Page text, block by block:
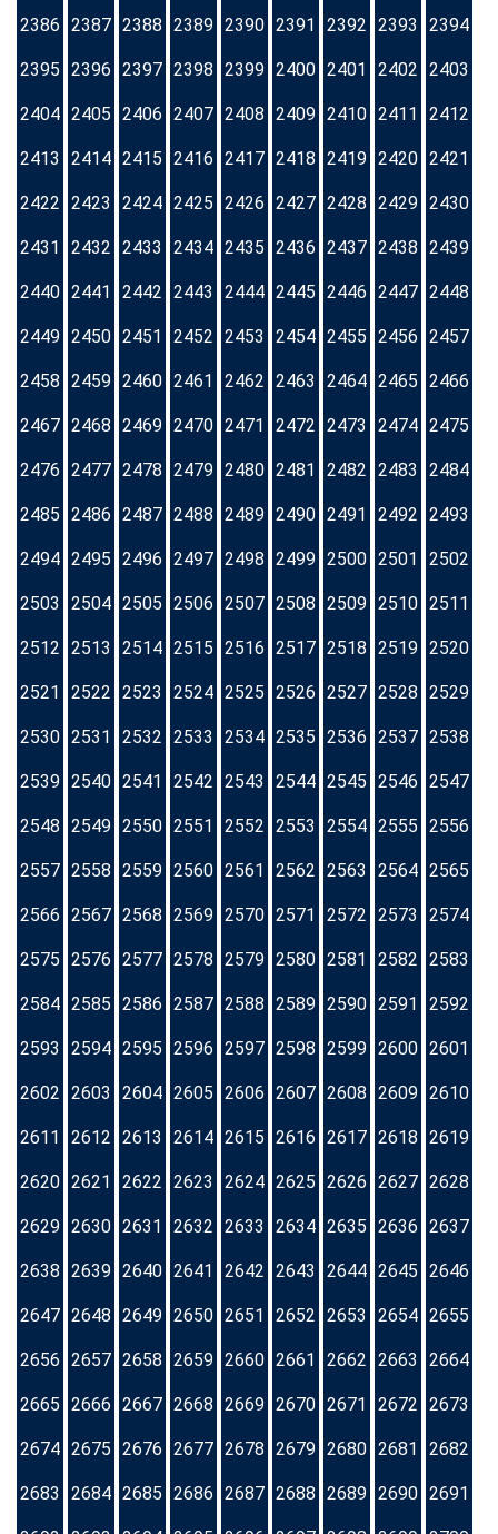
2386 2387 2388 2389 2390 2391 2392 2393 2394
2395 2396 2397 2398 2399 2400 2401 2402 2403
2404 2405 2406 2407 2408 2409 2410 2411 2412
2413 2414 2415 2416 2417 2418 2419 2420 2421
2422 2423 2424 2425 2426 2427 2428 2429 2430
2431 2432 2433 2434 2435 2436 2437 2438 2439
2440 2441 2442 2443 2444 2445 2446 2447 2448
2449 2450 2451 2452 2453 2454 2455 2456 2457
2458 2459 2460 2461 2462 2463 2464 2465 2466
2467 2468 2469 2470 2471 2472 2473 2474 2475
2476 2477 2478 2479 2480 2481 2482 2483 2484
2485 2486 2487 2488 2489 2490 2491 2492 2493
2494 2495 2496 2497 2498 2499 2500 2501 2502
2503 2504 2505 2506 2507 2508 2509 2510 2511
2512 2513 2514 2515 2516 2517 2518 2519 2520
2521 2522 2523 2524 2525 2526 2527 2528 2529
2530 2531 2532 2533 2534 2535 2536 2537 2538
2539 2540 2541 2542 2543 2544 2545 2546 2547
2548 2549 2550 2551 2552 2553 2554 2555 2556
2557 2558 2559 2560 2561 2562 2563 2564 2565
2566 2567 2568 2569 2570 2571 2572 2573 2574
2575 2576 2577 2578 2579 2580 2581 2582 2583
2584 2585 2586 2587 2588 2589 2590 2591 2592
2593 2594 2595 2596 2597 2598 2599 2600 2601
2602 2603 2604 2605 2606 2607 2608 2609 2610
2611 2612 2613 2614 2615 2616 2617 2618 2619
2620 2621 2622 2623 2624 2625 2626 2627 2628
2629 2630 2631 2632 2633 2634 2635 2636 2637
2638 2639 2640 2641 2642 2643 2644 2645 2646
2647 2648 2649 2650 2651 2652 2653 2654 2655
2656 2657 2658 2659 2660 2661 2662 2663 2664
2665 2666 2667 2668 2669 2670 2671 2672 2673
2674 2675 2676 2677 2678 2679 2680 2681 2682
2683 2684 2685 2686 2687 2688 2689 2690 2691